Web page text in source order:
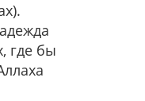
где бы